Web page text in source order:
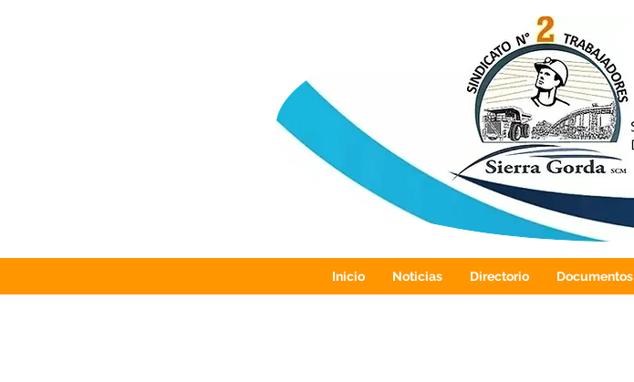
Inicio Noticias Directorio Documentos